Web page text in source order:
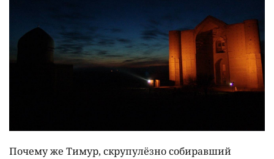
Почему же Тимур, скрупулёзно собиравший